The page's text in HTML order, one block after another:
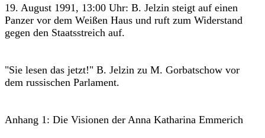
19. August 1991, 13:00 Uhr: B. Jelzin steigt auf einen
Panzer vor dem Weißen Haus und ruft zum Widerstand
gegen den Staatsstreich auf.
"Sie lesen das jetzt!" B. Jelzin zu M. Gorbatschow vor
dem russischen Parlament.
Anhang 1: Die Visionen der Anna Katharina Emmerich